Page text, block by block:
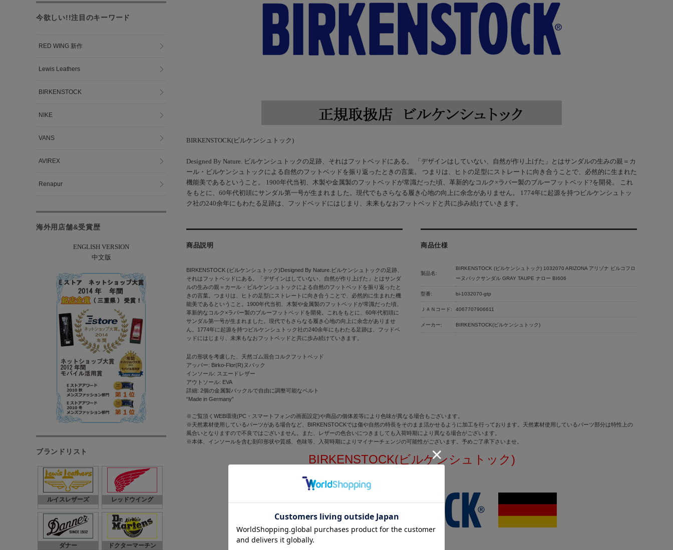
BIRKENSTOCK(ビルケンシュトック)
Designed By Nature. ビルケンシュトックの足跡、それはフットベッドにある。 「デザインはしていない、自然が作り上げた」とはサンダルの生みの親＝カ
ール・ビルケンシュトックによる自然のフットベッドを振り返ったときの言葉。 つまりは、ヒトの足型にストレートに向き合うことで、必然的に生まれた
機能美であるということ。 1900年代当初、木製や金属製のフットベッドが常識だった頃、革新的なコルク×ラバー製のブルーフットベッド?を開発。 これ
をもとに、60年代初頭にサンダル第一号が生まれました。現代でもさらなる履き心地の向上に余念がありません。 1774年に起源を持つビルケンシュトッ
ク社の240余年にもわたる足跡は、フッドベッドにはじまり、未来もなおフットベッドと共に歩み続けていきます。
商品説明
BIRKENSTOCK (ビルケンシュトック)Designed By Nature.ビルケンシュトックの足跡、
それはフットベッドにある。「デザインはしていない、自然が作り上げた」とはサンダ
ルの生みの親＝カール・ビルケンシュトックによる自然のフットベッドを振り返ったと
きの言葉。つまりは、ヒトの足型にストレートに向き合うことで、必然的に生まれた機
能美であるということ。1900年代当初、木製や金属製のフットベッドが常識だった頃、
革新的なコルク×ラバー製のブルーフットベッドを開発。これをもとに、60年代初頭に
サンダル第一号が生まれました。現代でもさらなる履き心地の向上に余念がありませ
ん。1774年に起源を持つビルケンシュトック社の240余年にもわたる足跡は、フッドベ
ッドにはじまり、未来もなおフットベッドと共に歩み続けていきます。
商品仕様
製品名:
BIRKENSTOCK (ビルケンシュトック) 1032070 ARIZONA アリゾナ ビルコフロ
ーヌバックサンダル GRAY TAUPE ナロー BI606
型番: bi-1032070-gtp
ＪＡＮコード: 4067707906611
メーカー: BIRKENSTOCK(ビルケンシュトック)
足の形状を考慮した、天然ゴム混合コルクフットベッド
アッパー: Birko-Flor(R)ヌバック
インソール: スエードレザー
アウトソール: EVA
詳細: 2個の金属製バックルで自由に調整可能なベルト
“Made in Germany”
※ご覧頂くWEB環境(PC・スマートフォンの画面設定)や商品の個体差等により色味が異なる場合もございます。
※天然素材使用しているパーツがある場合など、BIRKENSTOCKでは傷や自然の特長をそのまま活かせるように加工を行っております。天然素材使用しているパーツ部分は特性上の
風合いとなりますので不良ではございません。また、レザーの色合いにつきましても入荷時期により異なる場合がございます。
※本体、インソールを含む刻印形状や質感、色味等、入荷時期によりマイナーチェンジの可能性がございます。予めご了承下さいませ。
BIRKENSTOCK(ビルケンシュトック)
今欲しい!!注目のキーワード
RED WING 新作
Lewis Leathers
BIRKENSTOCK
NIKE
VANS
AVIREX
Renapur
海外用店舗&受賞歴
ENGLISH VERSION
中文版
ブランドリスト
ルイスレザーズ レッドウイング
ダナー ドクターマーチン